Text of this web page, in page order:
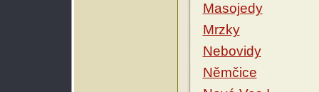
Masojedy
Mrzky
Nebovidy
Němčice